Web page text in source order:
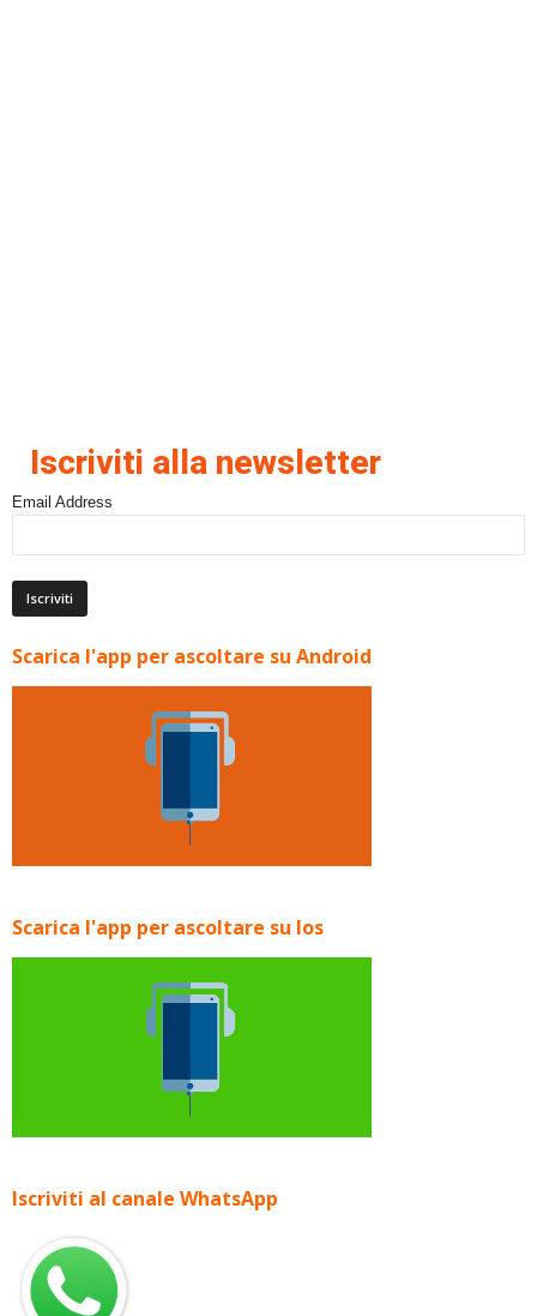
Iscriviti alla newsletter
Email Address
Scarica l'app per ascoltare su Android
Scarica l'app per ascoltare su Ios
Iscriviti al canale WhatsApp